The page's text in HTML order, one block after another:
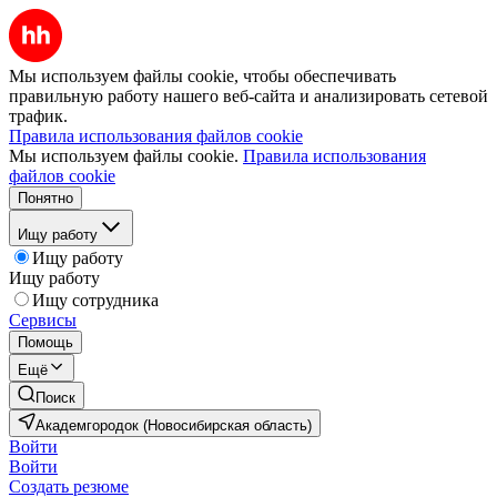
Мы используем файлы cookie, чтобы обеспечивать
правильную работу нашего веб-сайта и анализировать сетевой
трафик.
Правила использования файлов cookie
Мы используем файлы cookie. Правила использования
файлов cookie
Понятно
Ищу работу
Ищу работу
Ищу работу
Ищу сотрудника
Сервисы
Помощь
Ещё
Поиск
Академгородок (Новосибирская область)
Войти
Войти
Создать резюме